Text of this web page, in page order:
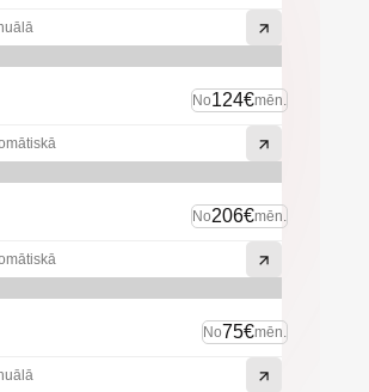
No124€mēn.
No206€mēn.
No75€mēn.